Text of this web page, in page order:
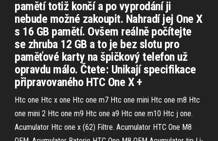
pamětí totiž končí a po vyprodání ji
nebude možné zakoupit. Nahradí jej One X
s 16 GB pamětí. Ovšem reálně počítejte
se zhruba 12 GB a to je bez slotu pro
paměťové karty na špičkový telefon už
opravdu málo. Čtete: Unikají specifikace
připravovaného HTC One X +
Htc one Htc x one Htc one m7 Htc one mini Htc one m8 Htc
one mini 2 Htc one m9 Htc one a9 Htc one m10 Htc j one.
Acumulator Htc one x (62) Filtre. Acumulator HTC One M8